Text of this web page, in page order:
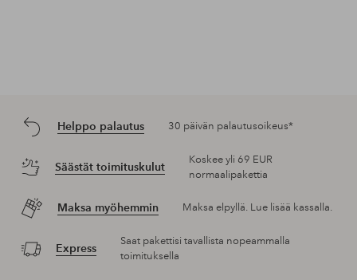
Helppo palautus 30 päivän palautusoikeus*
Säästät toimituskulut
Koskee yli 69 EUR
normaalipakettia
Maksa myöhemmin Maksa elpyllä. Lue lisää kassalla.
Express
Saat pakettisi tavallista nopeammalla
toimituksella